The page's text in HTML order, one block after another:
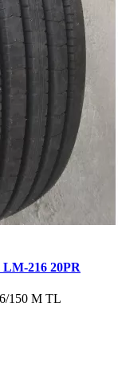
216 20PR
150 M TL